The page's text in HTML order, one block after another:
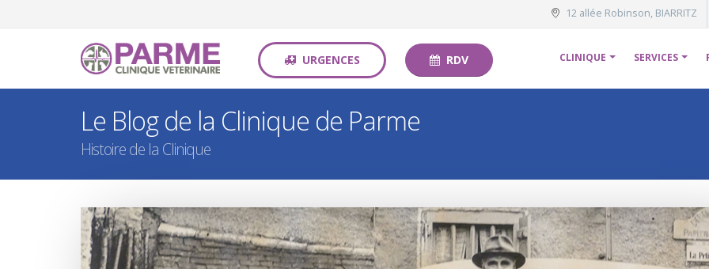
12 allée Robinson, BIARRITZ
CLINIQUE SERVICES
URGENCES RDV
Le Blog de la Clinique de Parme
Histoire de la Clinique